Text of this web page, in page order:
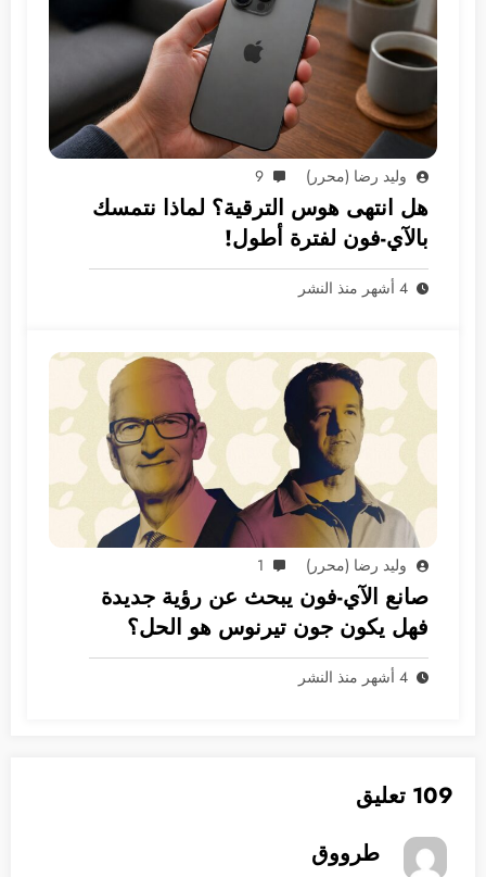
وليد رضا (محرر) 9
هل انتهى هوس الترقية؟ لماذا نتمسك
بالآي-فون لفترة أطول!
4 أشهر منذ النشر
وليد رضا (محرر) 1
صانع الآي-فون يبحث عن رؤية جديدة
فهل يكون جون تيرنوس هو الحل؟
4 أشهر منذ النشر
109 تعليق
طرووق